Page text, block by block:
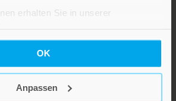
erhalten Sie in unserer
OK
Anpassen
GUT MAGAZIN
KARRIERE
KUNDENINFO